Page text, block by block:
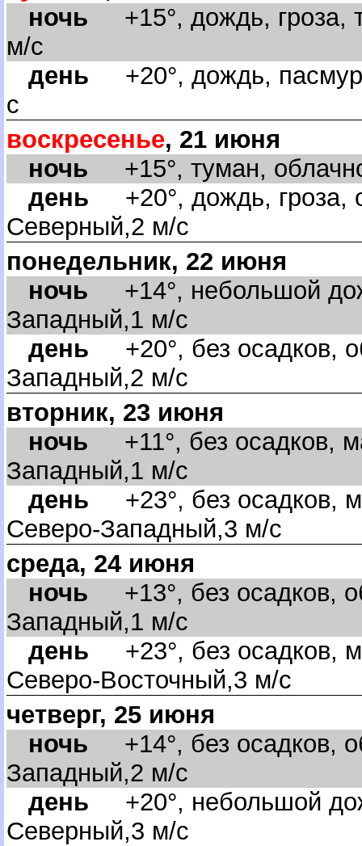
ночь +15°, дождь, гроза,
м/с
день +20°, дождь,
с
оскресенье, 21 июня
ночь +15°, туман,
день +20°, дождь, гроза,
Северный,2 м/с
понедельник, 22 июня
ночь +14°, небольшой
Западный,1 м/с
день +20°, без осадков,
Западный,2 м/с
торник, 23 июня
ночь +11°, без осадков,
Западный,1 м/с
день +23°, без осадков,
Северо-Западный,3 м/с
среда, 24 июня
ночь +13°, без осадков,
Западный,1 м/с
день +23°, без осадков,
Северо-Восточный,3 м/с
четверг, 25 июня
ночь +14°, без осадков,
Западный,2 м/с
день +20°, небольшой
Северный,3 м/с